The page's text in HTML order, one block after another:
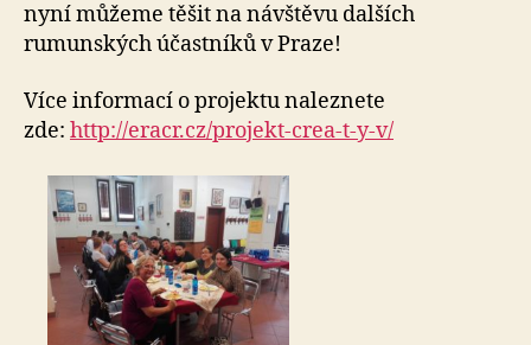
nyní můžeme těšit na návštěvu dalších
rumunských účastníků v Praze!
Více informací o projektu naleznete
zde: http://eracr.cz/projekt-crea-t-y-v/